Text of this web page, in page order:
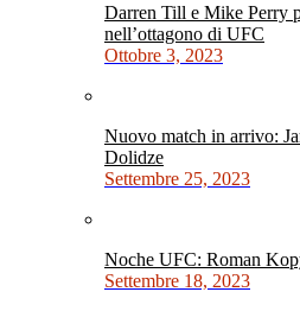
Darren Till e Mike Perry
nell’ottagono di UFC
Ottobre 3, 2023
Nuovo match in arrivo:
Dolidze
Settembre 25, 2023
Noche UFC: Roman
Settembre 18, 2023